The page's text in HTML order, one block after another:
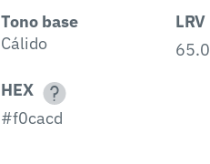
Tono base
Cálido
LRV
65.0
HEX
#f0cacd